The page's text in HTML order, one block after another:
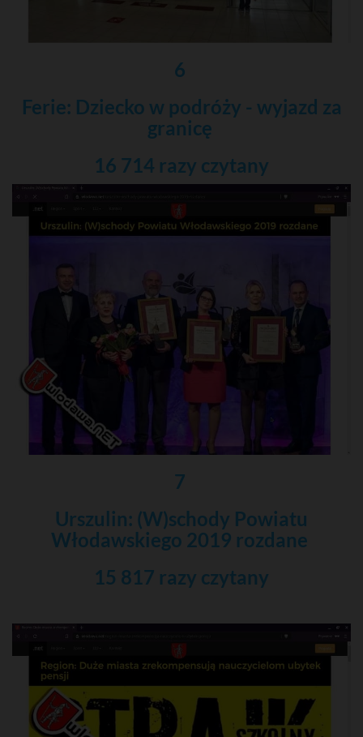
6
Ferie: Dziecko w podróży - wyjazd za
granicę
16 714 razy czytany
7
Urszulin: (W)schody Powiatu
Włodawskiego 2019 rozdane
15 817 razy czytany